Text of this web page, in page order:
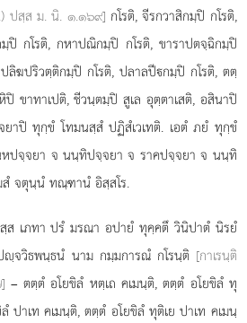
ปสฺส ม. นิ. ๑.๑๖๙] กโรติ, จีรกวาสิกมฺปิ กโรติ,
ปิ กโรติ, กหาปณิกมฺปิ กโรติ, ขาราปตจฺฉิกมฺปิ
ปลิฆปริวตฺติกมฺปิ กโรติ, ปลาลปีกมฺปิ กโรติ, ตตฺ
ปิ ขาทาเปติ, ชีวนฺตมฺปิ สูเล อุตฺตาเสติ, อสินาปิ
าปิ ทุกฺขํ โทมนสฺสํ ปฏิสํเวเทติ. เอตํ ภยํ ทุกฺขํ
หปจฺจยา จ นนฺทิปจฺจยา จ ราคปจฺจยา จ นนฺทิ
สํ จตุนฺนํ ทณฺฑานํ อิสฺสโร.
ส เภทา ปรํ มรณา อปายํ ทุคฺคตึ วินิปาตํ นิรยํ
จวิธพนฺธนํ นาม กมฺมการณํ กโรนฺติ [กาเรนฺติ
– ตตฺตํ อโยขิลํ หตฺเถ คเมนฺติ, ตตฺตํ อโยขิลํ ทุ
ปาเท คเมนฺติ, ตตฺตํ อโยขิลํ ทุติเย ปาเท คเมนฺ